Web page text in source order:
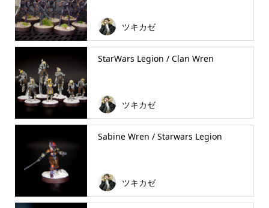
ツキカゼ
StarWars Legion / Clan Wren
ツキカゼ
Sabine Wren / Starwars Legion
ツキカゼ